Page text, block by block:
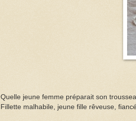
Quelle jeune femme préparait son
Fillette malhabile, jeune fille rêveuse,